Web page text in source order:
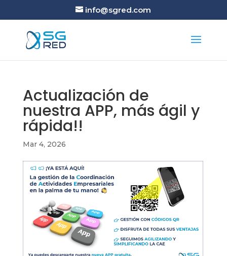
info@sgred.com
Actualización de
nuestra APP, más ágil y
rápida!!
Mar 4, 2026